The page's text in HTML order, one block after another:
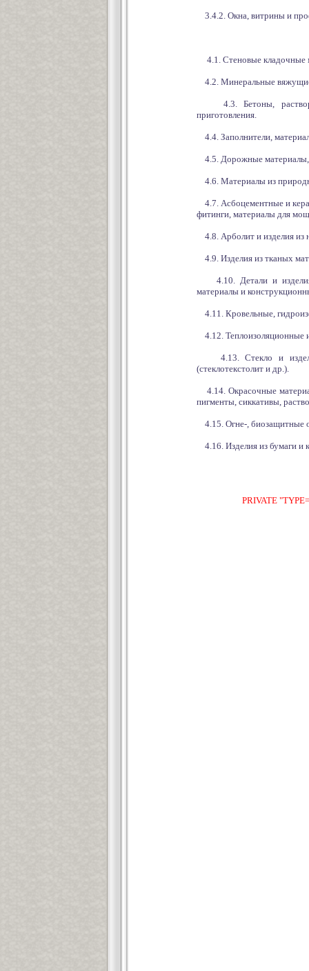
3.4.2. Окна, витрины и
4.1. Стеновые кладочные
4.2. Минеральные
4.3. Бетоны, растворы,
приготовления.
4.4. Заполнители,
4.5. Дорожные материалы,
4.6. Материалы из
4.7. Асбоцементные и
фитинги, материалы для
4.8. Арболит и изделия из
4.9. Изделия из тканых
4.10. Детали и изделия
материалы и
4.11. Кровельные,
4.12. Теплоизоляционные
4.13. Стекло и изделия
(стеклотекстолит и др.).
4.14. Окрасочные
пигменты, сиккативы,
4.15. Огне-, биозащитные
4.16. Изделия из бумаги и
PRIVATE